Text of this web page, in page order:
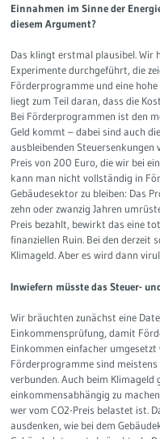
Einnahmen im Sinne der
diesem Argument?
Das klingt erstmal plausibel. Wir
Experimente durchgeführt, die
Förderprogramme und eine hohe
liegt zum Teil daran, dass die
Bei Förderprogrammen ist den
Geld kommt – dabei sind auch
ausbleibenden Steuersenkungen
Preis von 200 Euro, die wir bei
kann man nicht vollständig in
Gebäudesektor zu bleiben: Das
zehn oder zwanzig Jahren
Preis bezahlt, bewirkt das eine
finanziellen Ruin. Bei den derzeit
Klimageld. Aber es wird dann
Inwiefern müsste das Steuer-
Wir bräuchten zunächst eine
Einkommensprüfung, damit
Einkommen einfacher
Förderprogramme sind
verbunden. Auch beim Klimageld
einkommensabhängig zu
wer vom CO2-Preis belastet ist.
ausdenken, wie bei dem